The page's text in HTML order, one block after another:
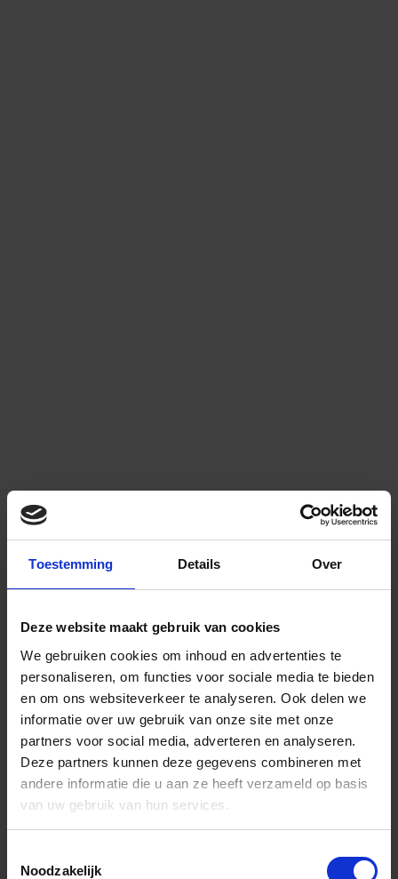
Toestemming Details Over
Deze website maakt gebruik van cookies
We gebruiken cookies om inhoud en advertenties te
personaliseren, om functies voor sociale media te bieden
en om ons websiteverkeer te analyseren. Ook delen we
informatie over uw gebruik van onze site met onze
partners voor social media, adverteren en analyseren.
Deze partners kunnen deze gegevens combineren met
andere informatie die u aan ze heeft verzameld op basis
van uw gebruik van hun services.
Noodzakelijk